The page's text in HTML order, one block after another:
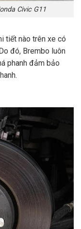
Civic G11
tiết nào trên xe có
đó, Brembo luôn
phanh đảm bảo